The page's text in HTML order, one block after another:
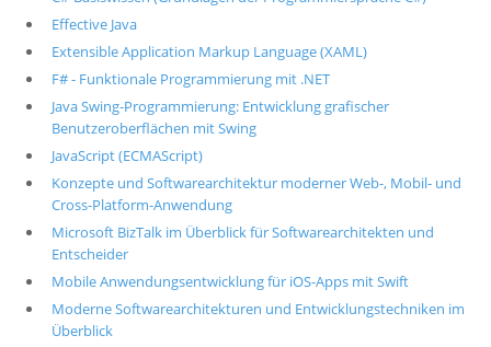
Effective Java
Extensible Application Markup Language (XAML)
F# - Funktionale Programmierung mit .NET
Java Swing-Programmierung: Entwicklung grafischer
Benutzeroberflächen mit Swing
JavaScript (ECMAScript)
Konzepte und Softwarearchitektur moderner Web-, Mobil- und
Cross-Platform-Anwendung
Microsoft BizTalk im Überblick für Softwarearchitekten und
Entscheider
Mobile Anwendungsentwicklung für iOS-Apps mit Swift
Moderne Softwarearchitekturen und Entwicklungstechniken im
Überblick